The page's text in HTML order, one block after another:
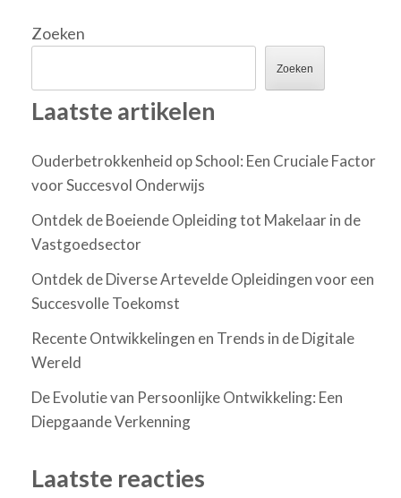
Zoeken
Zoeken
Laatste artikelen
Ouderbetrokkenheid op School: Een Cruciale Factor
voor Succesvol Onderwijs
Ontdek de Boeiende Opleiding tot Makelaar in de
Vastgoedsector
Ontdek de Diverse Artevelde Opleidingen voor een
Succesvolle Toekomst
Recente Ontwikkelingen en Trends in de Digitale
Wereld
De Evolutie van Persoonlijke Ontwikkeling: Een
Diepgaande Verkenning
Laatste reacties